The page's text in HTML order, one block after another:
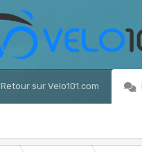
Retour sur Velo101.com